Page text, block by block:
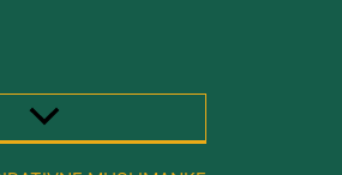
MENU
TOGGLE